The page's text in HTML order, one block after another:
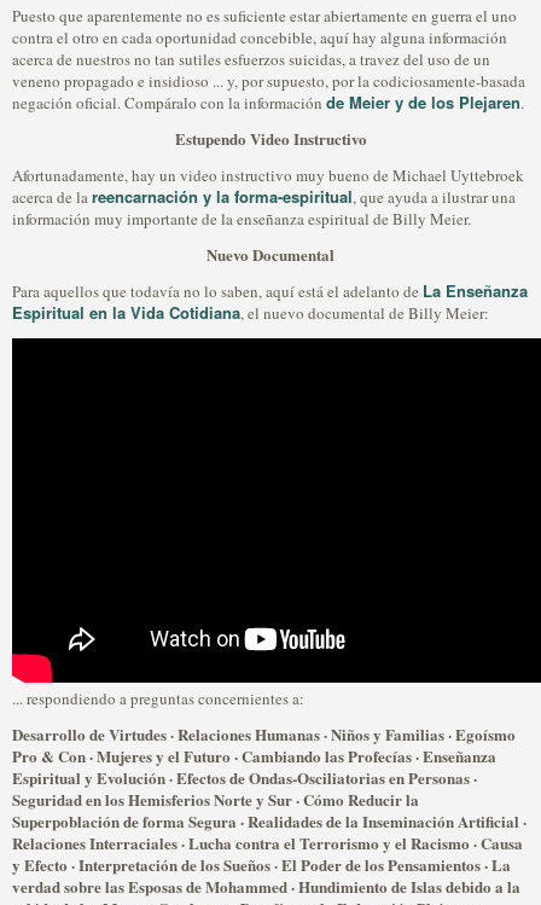
Puesto que aparentemente no es suficiente estar abiertamente en guerra el uno
contra el otro en cada oportunidad concebible, aquí hay alguna información
acerca de nuestros no tan sutiles esfuerzos suicidas, a travez del uso de un
veneno propagado e insidioso ... y, por supuesto, por la codiciosamente-basada
negación oficial. Compáralo con la información de Meier y de los Plejaren.
Estupendo Video Instructivo
Afortunadamente, hay un video instructivo muy bueno de Michael Uyttebroek
acerca de lareencarnación y la forma-espiritual, que ayuda a ilustrar una
información muy importante de la enseñanza espiritual de Billy Meier.
Nuevo Documental
Para aquellos que todavía no lo saben, aquí está el adelanto de La Enseñanza
Espiritual en la Vida Cotidiana, el nuevo documental de Billy Meier:
... respondiendo a preguntas concernientes a:
Desarrollo de Virtudes · Relaciones Humanas · Niños y Familias · Egoísmo
Pro & Con · Mujeres y el Futuro · Cambiando las Profecías · Enseñanza
Espiritual y Evolución · Efectos de Ondas-Osciliatorias en Personas ·
Seguridad en los Hemisferios Norte y Sur · Cómo Reducir la
Superpoblación de forma Segura · Realidades de la Inseminación Artificial ·
Relaciones Interraciales · Lucha contra el Terrorismo y el Racismo · Causa
y Efecto · Interpretación de los Sueños · El Poder de los Pensamientos · La
verdad sobre las Esposas de Mohammed · Hundimiento de Islas debido a la